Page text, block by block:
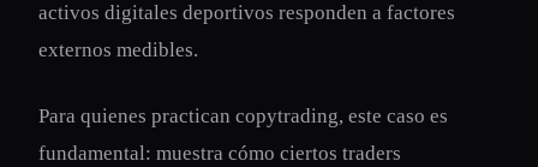
activos digitales deportivos responden a factores
externos medibles.
Para quienes practican copytrading, este caso es
fundamental: muestra cómo ciertos traders